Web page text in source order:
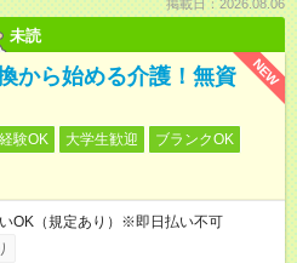
掲載日：2026.08.06
未読
NEW
から始める介護！無資
験OK 大学生歓迎
ブランクOK
OK（規定あり）※即日払い不可